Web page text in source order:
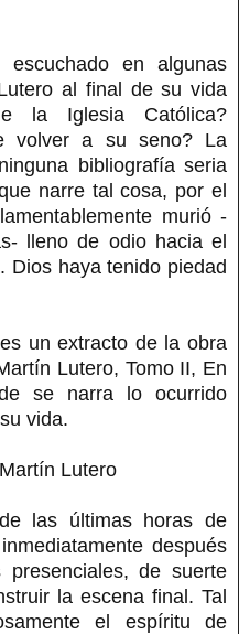
en algunas
al final de su vida
la Iglesia Católica?
volver a su seno? La
bibliografía seria
narre tal cosa, por el
murió -
lleno de odio hacia el
Dios haya tenido piedad
un extracto de la obra
Lutero, Tomo II, En
se narra lo ocurrido
vida.
Lutero
las últimas horas de
después
de suerte
la escena final. Tal
el espíritu de